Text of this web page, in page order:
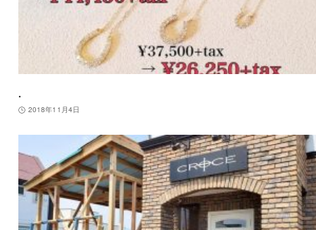
.
2018年11月4日